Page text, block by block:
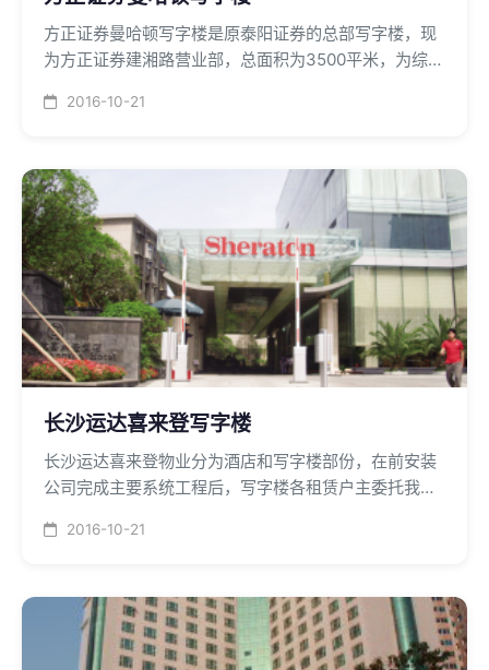
方正证券曼哈顿写字楼是原泰阳证券的总部写字楼，现
为方正证券建湘路营业部，总面积为3500平米，为综合
冷热泵模块机组，系统为风机盘管加新风方式，管道设
2016-10-21
长沙运达喜来登写字楼
长沙运达喜来登物业分为酒店和写字楼部份，在前安装
公司完成主要系统工程后，写字楼各租赁户主委托我公
成了各租赁户的装修改造施工。
2016-10-21